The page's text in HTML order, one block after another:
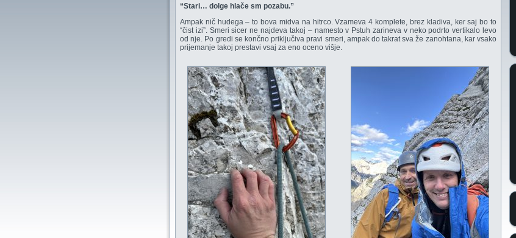
“Stari… dolge hlače sm pozabu.”
Ampak nič hudega – to bova midva na hitrco. Vzameva 4 komplete, brez kladiva, ker saj bo to
“čist izi”. Smeri sicer ne najdeva takoj – namesto v Pstuh zarineva v neko podrto vertikalo levo
od nje. Po gredi se končno priključiva pravi smeri, ampak do takrat sva že zanohtana, kar vsako
prijemanje takoj prestavi vsaj za eno oceno višje.